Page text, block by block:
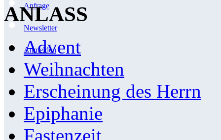
Anfrage
Newsletter
Anmelden
ANLASS
Advent
Weihnachten
Erscheinung des Herrn
Epiphanie
Fastenzeit